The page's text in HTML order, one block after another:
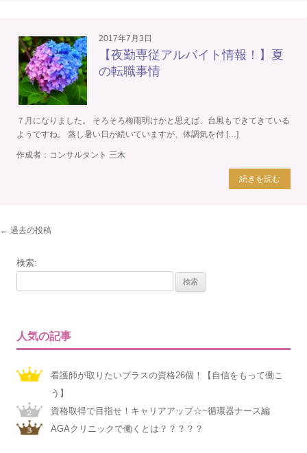
2017年7月3日
【夜勤専従アルバイト情報！】夏
の転職事情
７月になりました。 そろそろ梅雨明けかと思えば、台風もできてきている
ようですね。 蒸し暑い日が続いていますが、体調気を付 […]
作成者： コンサルタント 三木
続きを読む
投
← 過去の投稿
検索:
人気の記事
看護師が取りたいプラスの資格26個！【自信をもって働こ
う】
資格取得で目指せ！キャリアアップ☆~循環器ナース編
AGAクリニックで働くとは？？？？？